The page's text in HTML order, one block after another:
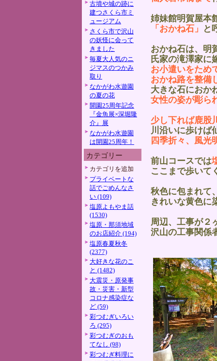
古墳や城の跡に
建つさくら市ミ
ュージアム
さくら市で沢山
の妖怪に会って
きました
毎夏大人気のニ
ジマスのつかみ
取り
なかがわ水遊園
の夏の花
開園25周年記念
『金魚展×深堀隆
介』展
なかがわ水遊園
は開園25周年！
カテゴリー
カテゴリを追加
プライベートな
話でごめんなさ
い (109)
塩原よもやま話
(1530)
塩原・那須地域
のお店紹介 (194)
塩原春夏秋冬
(2377)
大好きな花のこ
と (1482)
大震災・原発事
故・災害・新型
コロナ感染症な
ど (59)
彩つむぎいろい
ろ (295)
彩つむぎのおも
てなし (98)
彩つむぎ料理に
姉妹館明賀屋本
「おかね石」
と
おかね石は、明
氏家の滝澤家に
お小遣いをため
おかね路を整備
大きな石におか
女性の姿が彫ら
少し下れば鹿股
川沿いに歩けば
四季折々、風光
前山コースでは
ここまで歩いて
秋色に包まれて
きれいな黄色に
周辺、工事が２
沢山の工事関係